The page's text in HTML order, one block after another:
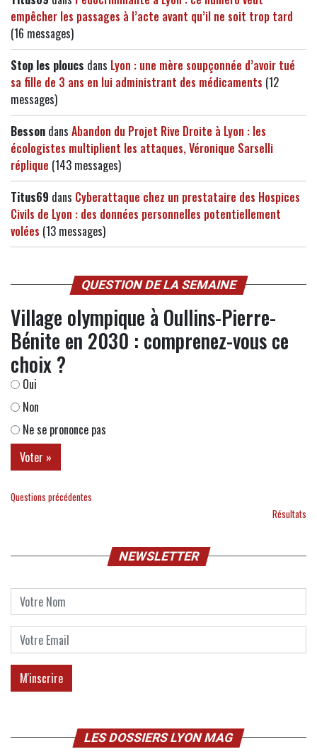
empêcher les passages à l’acte avant qu’il ne soit trop tard
(16 messages)
Stop les ploucs dans Lyon : une mère soupçonnée d’avoir tué
sa fille de 3 ans en lui administrant des médicaments (12
messages)
Besson dans Abandon du Projet Rive Droite à Lyon : les
écologistes multiplient les attaques, Véronique Sarselli
réplique (143 messages)
Titus69 dans Cyberattaque chez un prestataire des Hospices
Civils de Lyon : des données personnelles potentiellement
volées (13 messages)
QUESTION DE LA SEMAINE
Village olympique à Oullins-Pierre-
Bénite en 2030 : comprenez-vous ce
choix ?
Oui
Non
Ne se prononce pas
Questions précédentes
Résultats
NEWSLETTER
LES DOSSIERS LYON MAG